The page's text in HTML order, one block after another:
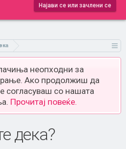
Најави се или зачлени се
неопходни за
Ако продолжиш да
согласуваш со нашата
Прочитај повеќе.
дека?